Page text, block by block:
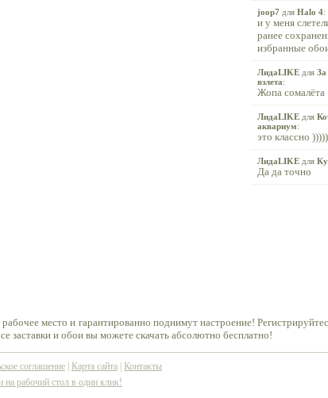
joop7 для Halo 4:
и у меня
ранее
избранные
ЛидаLIKE для За
взлета:
Жопа сомалёта
ЛидаLIKE для
аквариум:
это классно
ЛидаLIKE для
Да да точно
место и гарантированно поднимут настроение!
заставки и обои вы можете скачать абсолютно бесплатно!
соглашение Карта сайта
Контакты
рабочий стол в один клик!